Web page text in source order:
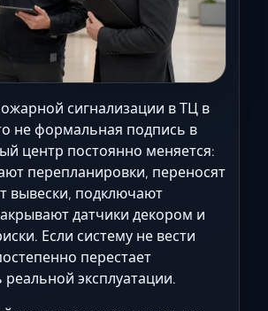
Пятигорск
Ростов-на-Дону
Севастополь
Ставрополь
Таганрог
Черкесск
Элиста
сигнализации в ТЦ в
не формальная подпись в
центр постоянно меняется:
перепланировки, переносят
вывески, подключают
датчики декором и
Если систему не вести
перестает
реальной эксплуатации.